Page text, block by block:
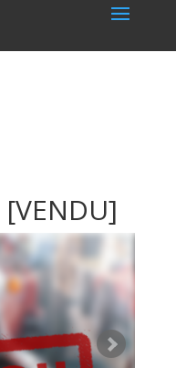
[VENDU]